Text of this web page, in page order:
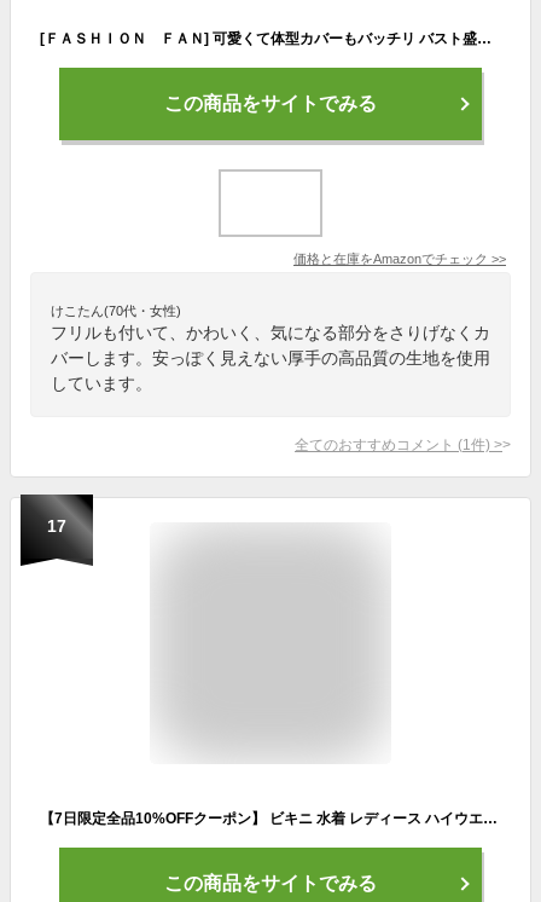
[ＦＡＳＨＩＯＮ ＦＡＮ] 可愛くて体型カバーもバッチリ バスト盛れる オフショルビキニ 2点セット 水着 レディース 体型カバー ワイヤー入り パッド付き バストアップ ショルダーストラップ付き オフショルダービキニ【 FASHIONFAN® 公式 】 (JP, アルファベット, XL, ブラックA.)
この商品をサイトでみる
価格と在庫をAmazonでチェック >>
けこたん(70代・女性)
フリルも付いて、かわいく、気になる部分をさりげなくカ
バーします。安っぽく見えない厚手の高品質の生地を使用
しています。
全てのおすすめコメント (1 件) >
17
【7日限定全品10%OFFクーポン】 ビキニ 水着 レディース ハイウエスト 2点セット オフショルダー チュール シアー ドット柄 フリル ワイヤー入り ホルターネック 2way 肩紐 取り外し バンドゥ セクシー バックリボン フロント クロス パット 盛れる 二の腕
この商品をサイトでみる